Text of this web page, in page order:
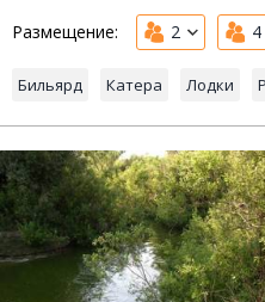
Размещение: 2 4
Бильярд Катера Лодки